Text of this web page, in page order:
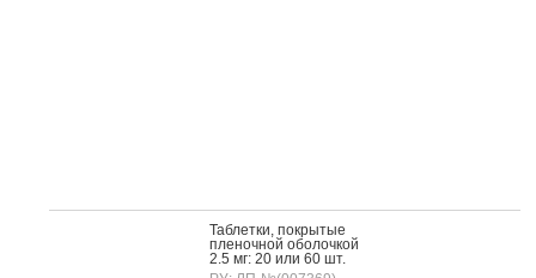
Таб­летки, пок­ры­тые
пле­ноч­ной обо­лоч­кой
2.5 мг: 20 или 60 шт.